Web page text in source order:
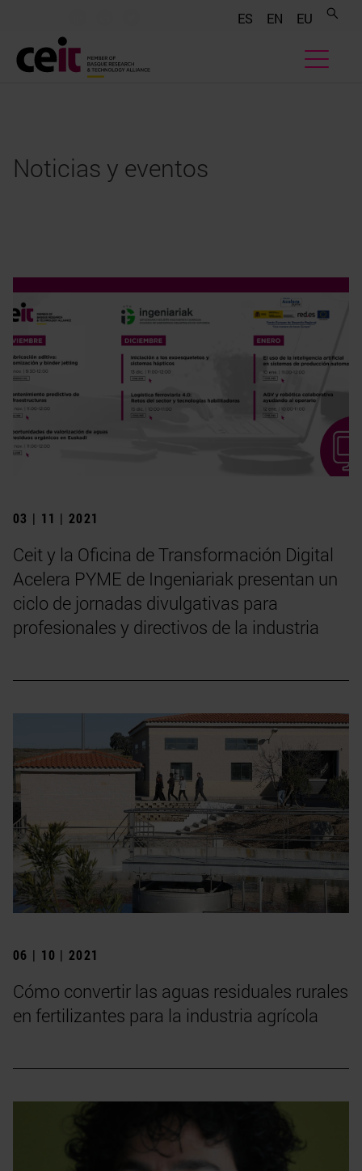
ES EN EU
Noticias y eventos
03 | 11 | 2021
Ceit y la Oficina de Transformación Digital
Acelera PYME de Ingeniariak presentan un
ciclo de jornadas divulgativas para
profesionales y directivos de la industria
06 | 10 | 2021
Cómo convertir las aguas residuales rurales
en fertilizantes para la industria agrícola